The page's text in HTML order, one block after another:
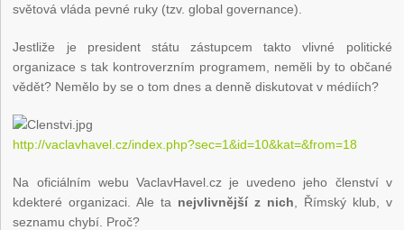
světová vláda pevné ruky (tzv. global governance).
Jestliže je president státu zástupcem takto vlivné politické
organizace s tak kontroverzním programem, neměli by to občané
vědět? Nemělo by se o tom dnes a denně diskutovat v médiích?
http://vaclavhavel.cz/index.php?sec=1&id=10&kat=&from=18
Na oficiálním webu VaclavHavel.cz je uvedeno jeho členství v
kdekteré organizaci. Ale ta nejvlivnější z nich , Římský klub, v
seznamu chybí. Proč?